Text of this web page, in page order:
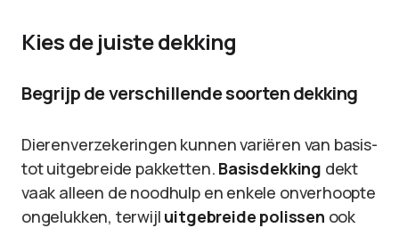
Kies de juiste dekking
Begrijp de verschillende soorten dekking
Dierenverzekeringen kunnen variëren van basis-
tot uitgebreide pakketten. Basisdekking dekt
vaak alleen de noodhulp en enkele onverhoopte
ongelukken, terwijl uitgebreide polissen ook